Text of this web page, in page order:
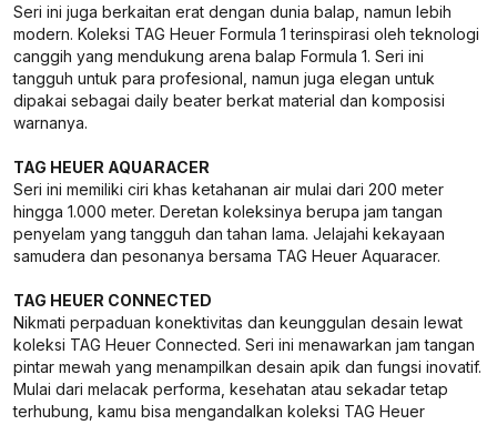
Seri ini juga berkaitan erat dengan dunia balap, namun lebih
modern. Koleksi TAG Heuer Formula 1 terinspirasi oleh teknologi
canggih yang mendukung arena balap Formula 1. Seri ini
tangguh untuk para profesional, namun juga elegan untuk
dipakai sebagai daily beater berkat material dan komposisi
warnanya.
TAG HEUER AQUARACER
Seri ini memiliki ciri khas ketahanan air mulai dari 200 meter
hingga 1.000 meter. Deretan koleksinya berupa jam tangan
penyelam yang tangguh dan tahan lama. Jelajahi kekayaan
samudera dan pesonanya bersama TAG Heuer Aquaracer.
TAG HEUER CONNECTED
Nikmati perpaduan konektivitas dan keunggulan desain lewat
koleksi TAG Heuer Connected. Seri ini menawarkan jam tangan
pintar mewah yang menampilkan desain apik dan fungsi inovatif.
Mulai dari melacak performa, kesehatan atau sekadar tetap
terhubung, kamu bisa mengandalkan koleksi TAG Heuer